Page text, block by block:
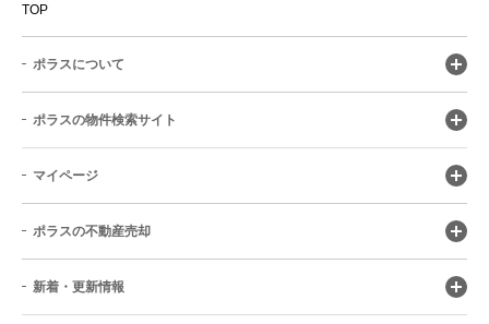
TOP
ポラスについて
ポラスの物件検索サイト
マイページ
ポラスの不動産売却
新着・更新情報